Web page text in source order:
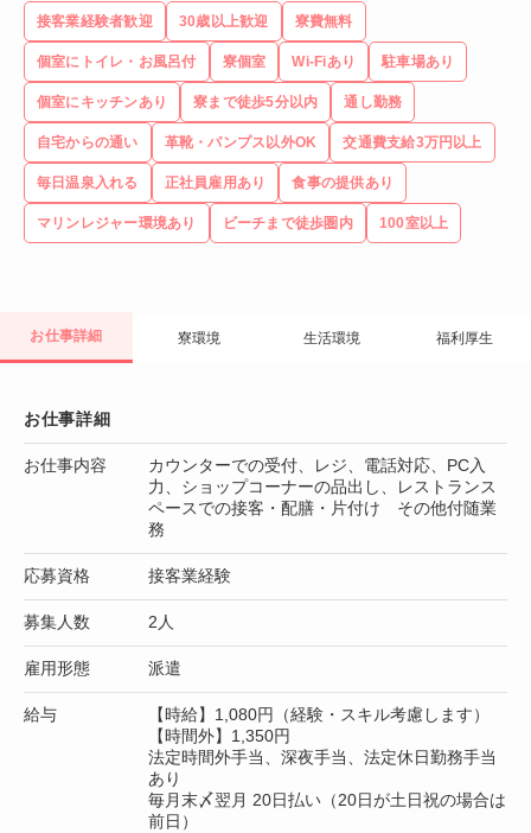
接客業経験者歓迎
30歳以上歓迎 寮費無料
個室にトイレ・お風呂付 寮個室 Wi-Fiあり 駐車場あり
個室にキッチンあり 寮まで徒歩5分以内 通し勤務
自宅からの通い 革靴・パンプス以外OK 交通費支給3万円以上
毎日温泉入れる 正社員雇用あり 食事の提供あり
マリンレジャー環境あり ビーチまで徒歩圏内 100室以上
お仕事詳細 寮環境 生活環境 福利厚生
お仕事詳細
お仕事内容
カウンターでの受付、レジ、電話対応、PC入
力、ショップコーナーの品出し、レストランス
ペースでの接客・配膳・片付け その他付随業
務
応募資格 接客業経験
募集人数 2人
雇用形態 派遣
給与
【時給】1,080円（経験・スキル考慮します）
【時間外】1,350円
法定時間外手当、深夜手当、法定休日勤務手当
あり
毎月末〆翌月 20日払い（20日が土日祝の場合は
前日）